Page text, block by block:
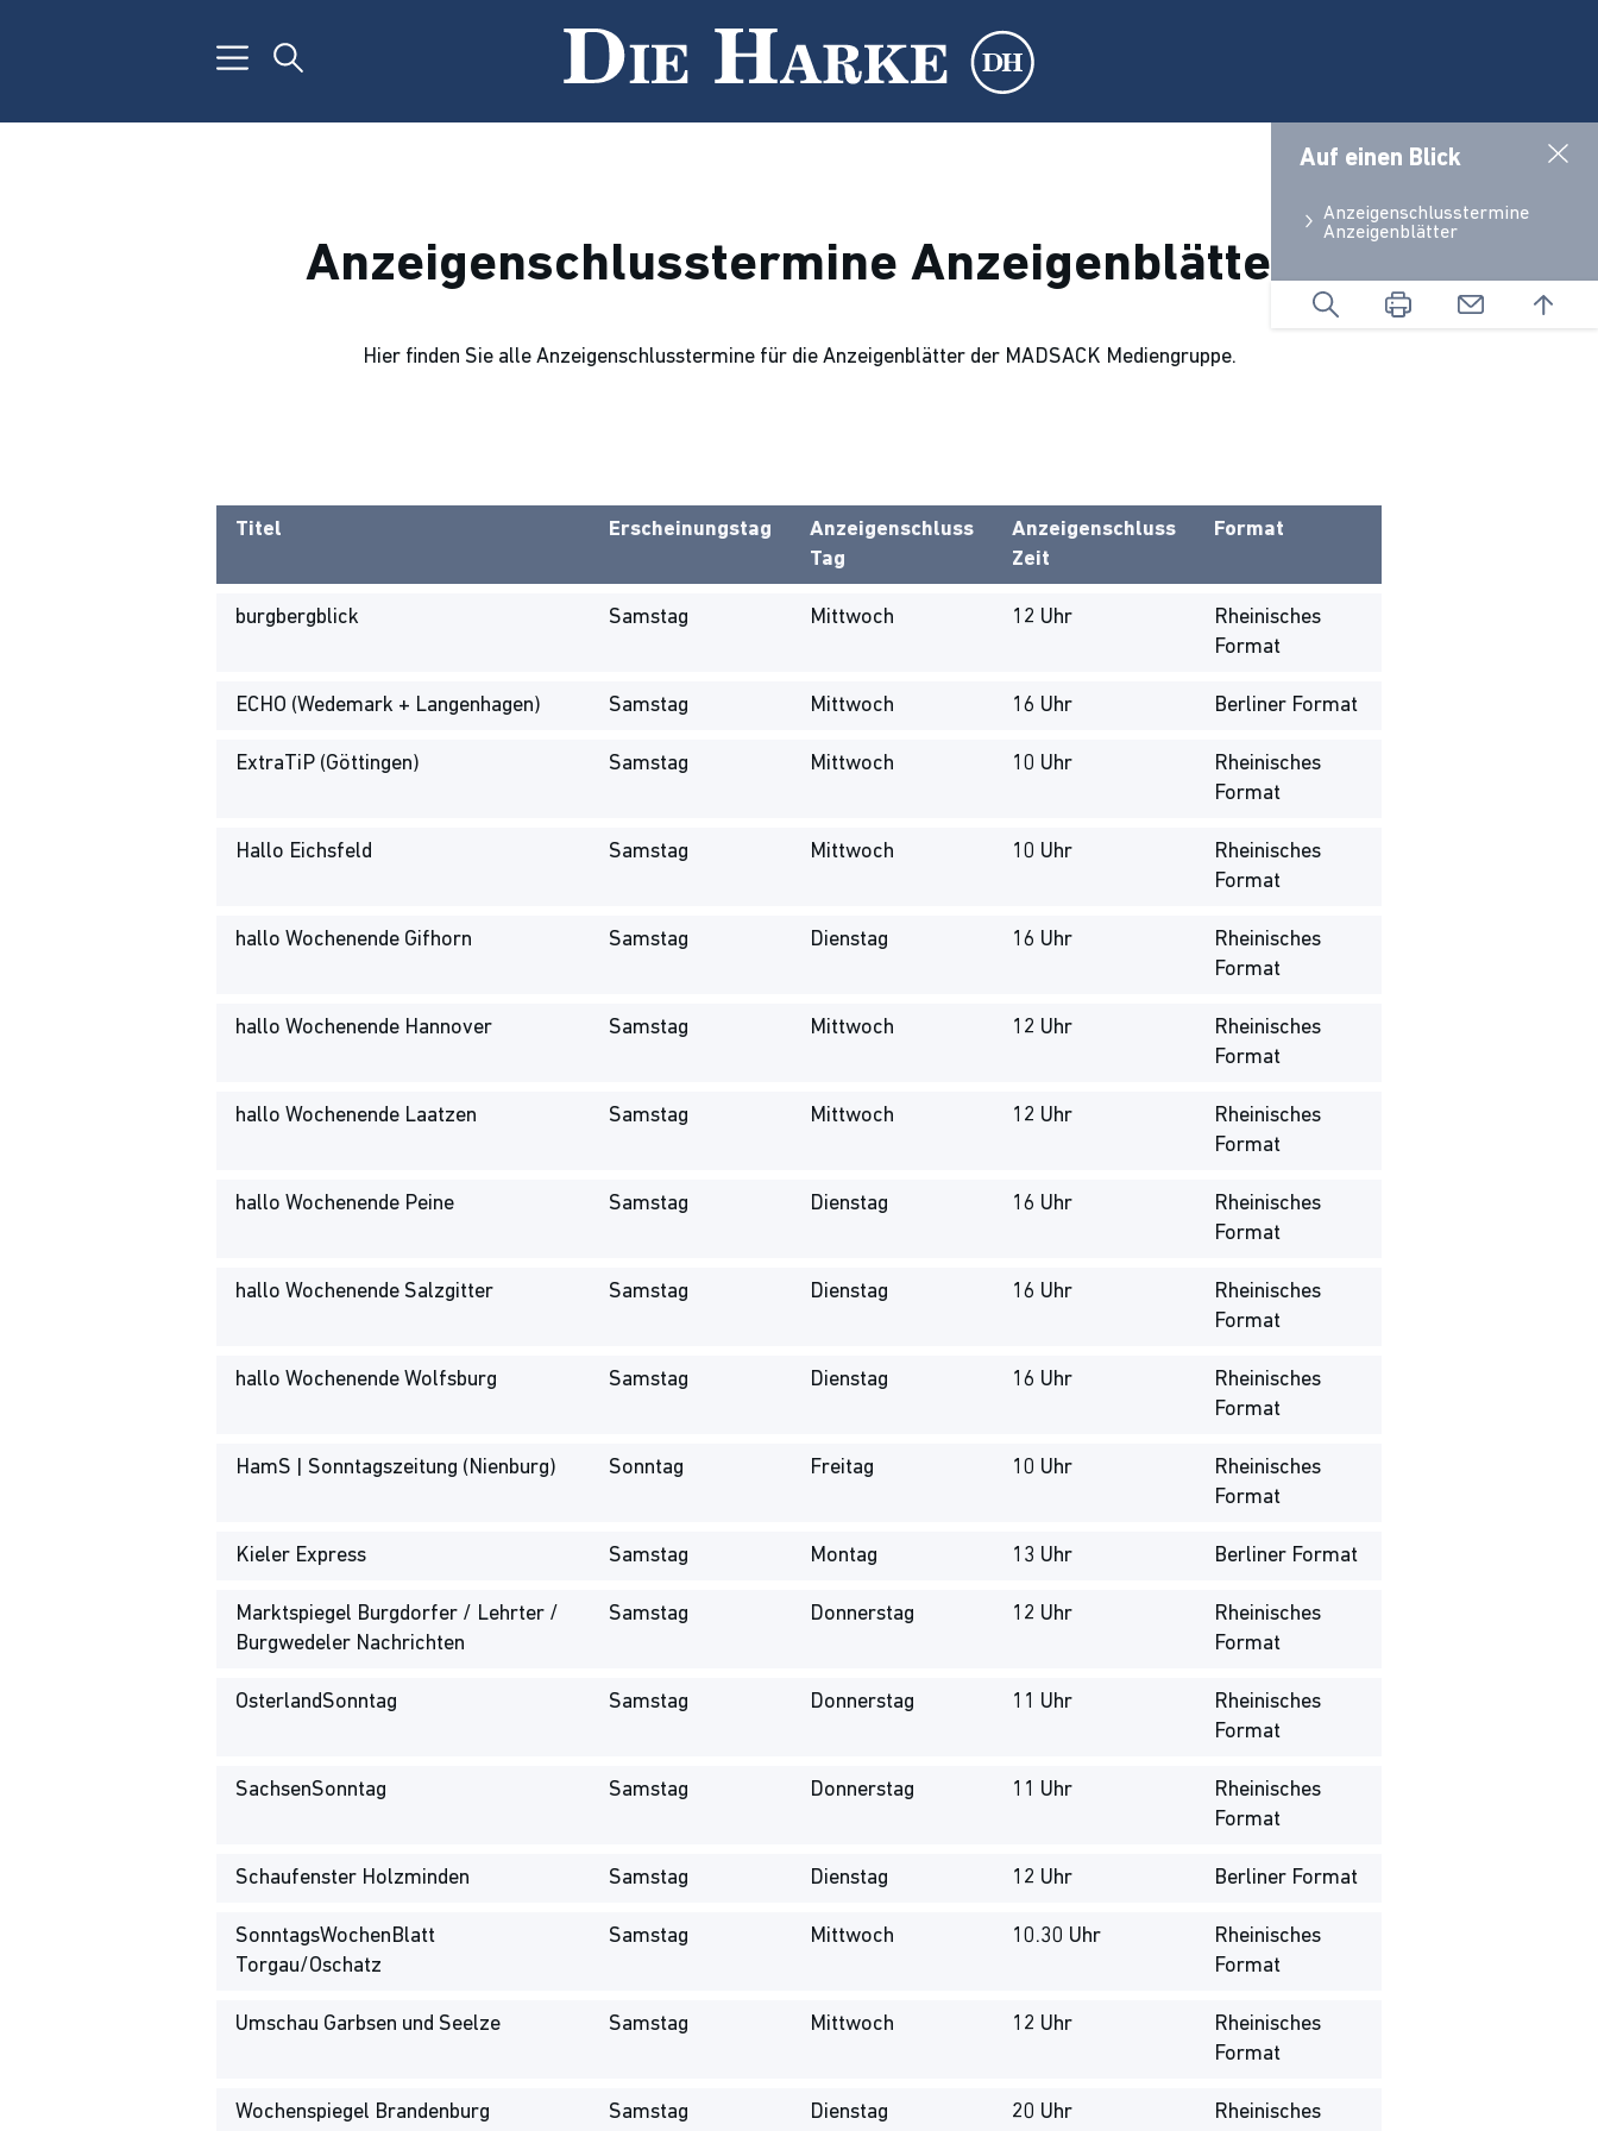
Auf einen Blick
Anzeigenschlusstermine
Anzeigenblätter
Anzeigenschlusstermine Anzeigenblätter
Hier finden Sie alle Anzeigenschlusstermine für die Anzeigenblätter der MADSACK Mediengruppe.
Titel Erscheinungstag
Anzeigenschluss
Tag
Anzeigenschluss
Zeit
Format
burgbergblick Samstag Mittwoch 12 Uhr
Rheinisches
Format
ECHO (Wedemark + Langenhagen) Samstag Mittwoch 16 Uhr Berliner Format
ExtraTiP (Göttingen) Samstag Mittwoch 10 Uhr
Rheinisches
Format
Hallo Eichsfeld Samstag Mittwoch 10 Uhr
Rheinisches
Format
hallo Wochenende Gifhorn Samstag Dienstag 16 Uhr
Rheinisches
Format
hallo Wochenende Hannover Samstag Mittwoch 12 Uhr
Rheinisches
Format
hallo Wochenende Laatzen Samstag Mittwoch 12 Uhr
Rheinisches
Format
hallo Wochenende Peine Samstag Dienstag 16 Uhr
Rheinisches
Format
hallo Wochenende Salzgitter Samstag Dienstag 16 Uhr
Rheinisches
Format
hallo Wochenende Wolfsburg Samstag Dienstag 16 Uhr
Rheinisches
Format
HamS | Sonntagszeitung (Nienburg) Sonntag Freitag 10 Uhr
Rheinisches
Format
Kieler Express Samstag Montag 13 Uhr Berliner Format
Marktspiegel Burgdorfer / Lehrter /
Burgwedeler Nachrichten
Samstag Donnerstag 12 Uhr
Rheinisches
Format
OsterlandSonntag Samstag Donnerstag 11 Uhr
Rheinisches
Format
SachsenSonntag Samstag Donnerstag 11 Uhr
Rheinisches
Format
Schaufenster Holzminden Samstag Dienstag 12 Uhr Berliner Format
SonntagsWochenBlatt
Torgau/Oschatz
Samstag Mittwoch 10.30 Uhr
Rheinisches
Format
Umschau Garbsen und Seelze Samstag Mittwoch 12 Uhr
Rheinisches
Format
Wochenspiegel Brandenburg Samstag Dienstag 20 Uhr Rheinisches